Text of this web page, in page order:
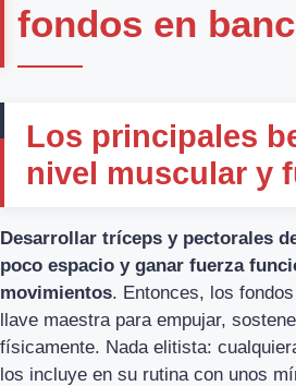
fondos en
Los principales
nivel muscular y
Desarrollar tríceps y pectorales
poco espacio y ganar fuerza
movimientos. Entonces, los
llave maestra para empujar,
físicamente. Nada elitista:
los incluye en su rutina con unos